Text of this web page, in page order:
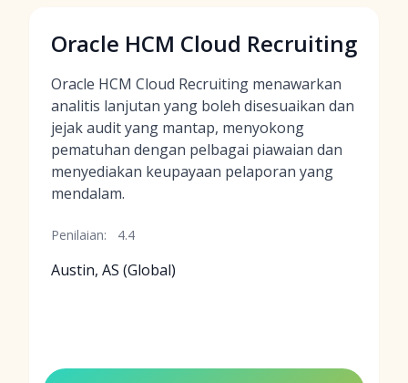
Oracle HCM Cloud Recruiting
Oracle HCM Cloud Recruiting menawarkan
analitis lanjutan yang boleh disesuaikan dan
jejak audit yang mantap, menyokong
pematuhan dengan pelbagai piawaian dan
menyediakan keupayaan pelaporan yang
mendalam.
Penilaian: 4.4
Austin, AS (Global)